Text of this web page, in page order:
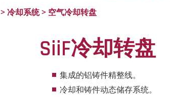
>冷却系统> 空气冷却转盘
SiiF冷却转盘
集成的铝铸件精整线。
冷却和铸件动态储存系统。